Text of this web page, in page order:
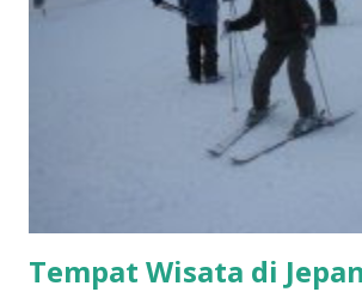
Tempat Wisata di